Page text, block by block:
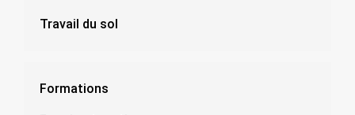
Travail du sol
Formations